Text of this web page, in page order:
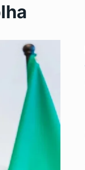
ações de
18, 2024
Curva Chico
20, 2024